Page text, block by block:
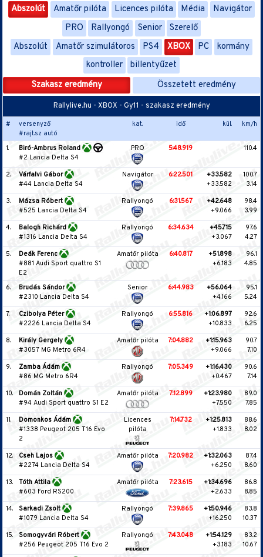
Abszolút Amatőr pilóta Licences pilóta Média
Navigátor
PRO
Rallyongó Senior
Szerelő
Abszolút
Amatőr szimulátoros PS4 XBOX PC
kormány
kontroller
billentyűzet
Szakasz eredmény
Összetett eredmény
Rallylive.hu - XBOX - Gy11 - szakasz eredmény
#
versenyző
#rajt.sz autó
kat. idő kül. km/h
1.
Biró-Ambrus Roland
#2 Lancia Delta S4
PRO 5:48.919 110.4
2.
Várfalvi Gábor
#44 Lancia Delta S4
Navigátor 6:22.501
+33.582
+33.582
100.7
3.14
3.
Mázsa Róbert
#525 Lancia Delta S4
Rallyongó 6:31.567
+42.648
+9.066
98.4
3.99
4.
Balogh Richárd
#1316 Lancia Delta S4
Rallyongó 6:34.634
+45.715
+3.067
97.6
4.27
5.
Deák Ferenc
#881 Audi Sport quattro S1
E2
Amatőr pilóta 6:40.817
+51.898
+6.183
96.1
4.85
6.
Brudás Sándor
#2310 Lancia Delta S4
Senior 6:44.983
+56.064
+4.166
95.1
5.24
7.
Czibolya Péter
#2226 Lancia Delta S4
Rallyongó 6:55.816
+1:06.897
+10.833
92.6
6.25
8.
Király Gergely
#3057 MG Metro 6R4
Amatőr pilóta 7:04.882
+1:15.963
+9.066
90.7
7.10
9.
Zamba Ádám
#86 MG Metro 6R4
Rallyongó 7:05.349
+1:16.430
+0.467
90.6
7.14
10.
Domán Zoltán
#94 Audi Sport quattro S1 E2
Amatőr pilóta 7:12.899
+1:23.980
+7.550
89.0
7.85
11.
Domonkos Ádám
#1338 Peugeot 205 T16 Evo
2
Licences
pilóta
7:14.732
+1:25.813
+1.833
88.6
8.02
12.
Cseh Lajos
#2274 Lancia Delta S4
Amatőr pilóta 7:20.982
+1:32.063
+6.250
87.4
8.60
13.
Tóth Attila
#603 Ford RS200
Amatőr pilóta 7:23.615
+1:34.696
+2.633
86.8
8.85
14.
Sarkadi Zsolt
#1079 Lancia Delta S4
Rallyongó 7:39.865
+1:50.946
+16.250
83.8
10.37
15.
Somogyvári Róbert
#256 Peugeot 205 T16 Evo 2
Rallyongó 7:43.048
+1:54.129
+3.183
83.2
10.67